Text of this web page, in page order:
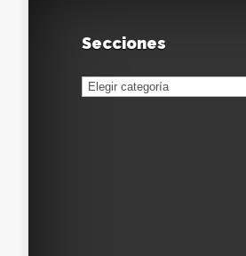
Secciones
Secciones